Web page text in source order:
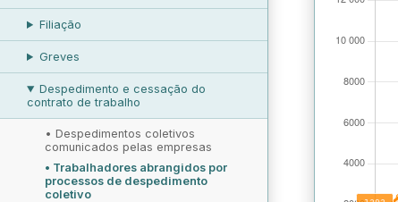
Filiação
Greves
Despedimento e cessação do
contrato de trabalho
• Despedimentos coletivos
comunicados pelas empresas
• Trabalhadores abrangidos por
processos de despedimento
coletivo